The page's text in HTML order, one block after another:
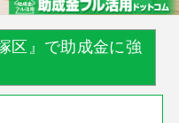
区』で助成金に強